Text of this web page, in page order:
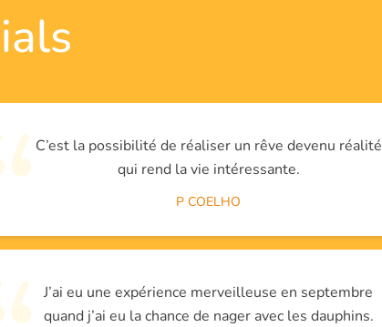
C’est la possibilité de réaliser un rêve devenu réalité
qui rend la vie intéressante.
P COELHO
J’ai eu une expérience merveilleuse en septembre
quand j’ai eu la chance de nager avec les dauphins.